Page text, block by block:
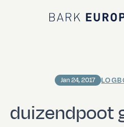
Bark EUROPA
duizendpoot
Jan 24, 2017